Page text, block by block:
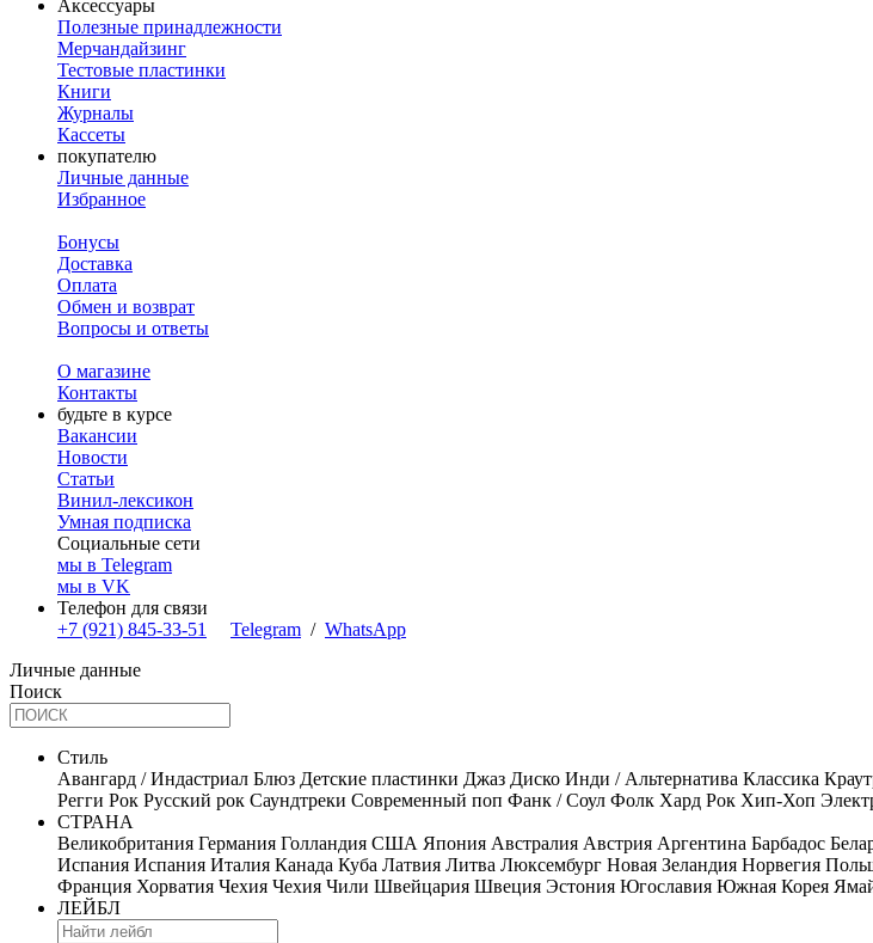
Аксессуары
Полезные принадлежности
Мерчандайзинг
Тестовые пластинки
Книги
Журналы
Кассеты
покупателю
Личные данные
Избранное
Бонусы
Доставка
Оплата
Обмен и возврат
Вопросы и ответы
О магазине
Контакты
будьте в курсе
Вакансии
Новости
Статьи
Винил-лексикон
Умная подписка
Социальные сети
мы в Telegram
мы в VK
Телефон для связи
+7 (921) 845-33-51
Telegram / WhatsApp
Личные данные
Поиск
Стиль
Авангард / Индастриал Блюз Детские пластинки Джаз Диско Инди / Альтернатива Классика
Регги Рок Русский рок Саундтреки Современный поп Фанк / Соул Фолк Хард Рок Хип-Хоп
СТРАНА
Великобритания Германия Голландия США Япония Австралия Австрия Аргентина Барбадос
Испания Испания Италия Канада Куба Латвия Литва Люксембург Новая Зеландия Норвегия
Франция Хорватия Чехия Чехия Чили Швейцария Швеция Эстония Югославия Южная Корея
ЛЕЙБЛ